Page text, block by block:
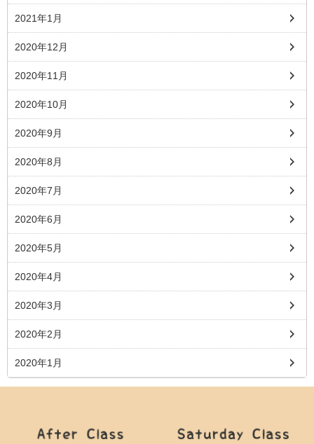
2021年1月
2020年12月
2020年11月
2020年10月
2020年9月
2020年8月
2020年7月
2020年6月
2020年5月
2020年4月
2020年3月
2020年2月
2020年1月